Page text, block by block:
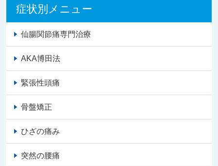
症状別メニュー
仙腸関節痛専門治療
AKA博田法
緊張性頭痛
骨盤矯正
ひざの痛み
突然の腰痛